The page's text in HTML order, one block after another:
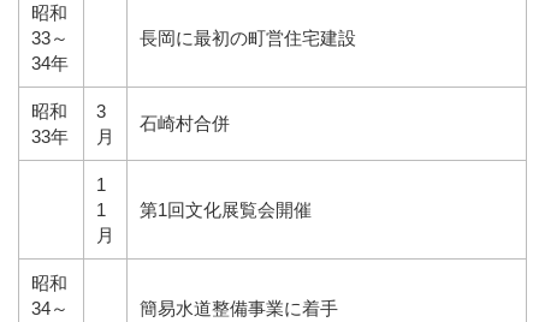
昭和
33～
34年
長岡に最初の町営住宅建設
昭和
33年
3
月
石崎村合併
1
1
月
第1回文化展覧会開催
昭和
34～
簡易水道整備事業に着手